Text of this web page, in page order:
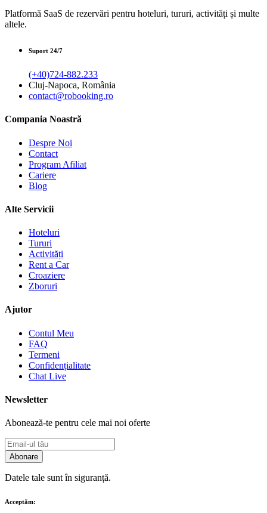
Platformă SaaS de rezervări pentru hoteluri, tururi, activități și multe
altele.
Suport 24/7
(+40)724-882.233
Cluj-Napoca, România
contact@robooking.ro
Compania Noastră
Despre Noi
Contact
Program Afiliat
Cariere
Blog
Alte Servicii
Hoteluri
Tururi
Activități
Rent a Car
Croaziere
Zboruri
Ajutor
Contul Meu
FAQ
Termeni
Confidențialitate
Chat Live
Newsletter
Abonează-te pentru cele mai noi oferte
Abonare
Datele tale sunt în siguranță.
Acceptăm: